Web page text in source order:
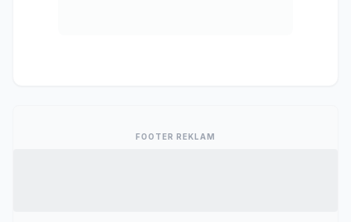
FOOTER REKLAM